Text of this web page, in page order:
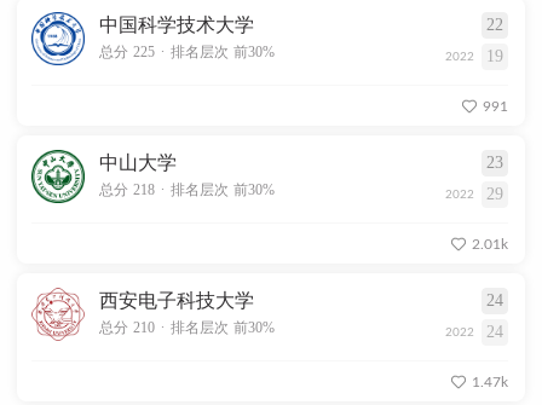
中国科学技术大学 22
总分 225 . 排名层次 前30% 2022 19
991
中山大学 23
总分 218 . 排名层次 前30% 2022 29
2.01k
西安电子科技大学 24
总分 210 . 排名层次 前30% 2022 24
1.47k